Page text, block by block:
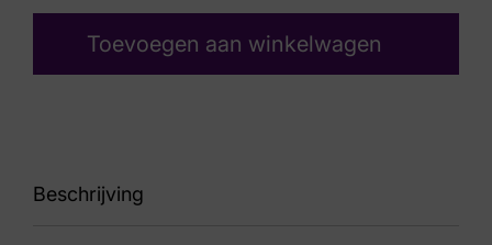
Toevoegen aan winkelwagen
Beschrijving